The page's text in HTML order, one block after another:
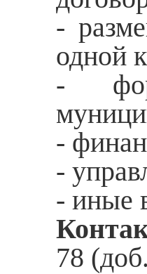
-
одной
-
-
-
- иные
78